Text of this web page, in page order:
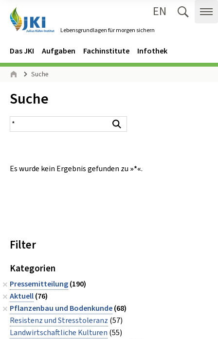
Lebensgrundlagen für morgen sichern
EN
Navigation
Hauptmenü
Das JKI Aufgaben Fachinstitute Infothek
Seitenpfad
Suche
Inhalt:
Suche
Suchergebnis
Es wurde kein Ergebnis gefunden zu »*«.
Filter
Kategorien
Pressemitteilung(190)
Aktuell(76)
Pflanzenbau und Bodenkunde(68)
Resistenz und Stresstoleranz (57)
Landwirtschaftliche Kulturen (55)